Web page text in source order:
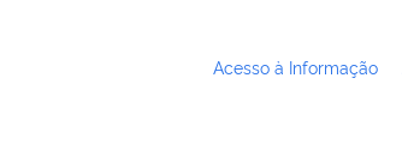
Acesso à Informação